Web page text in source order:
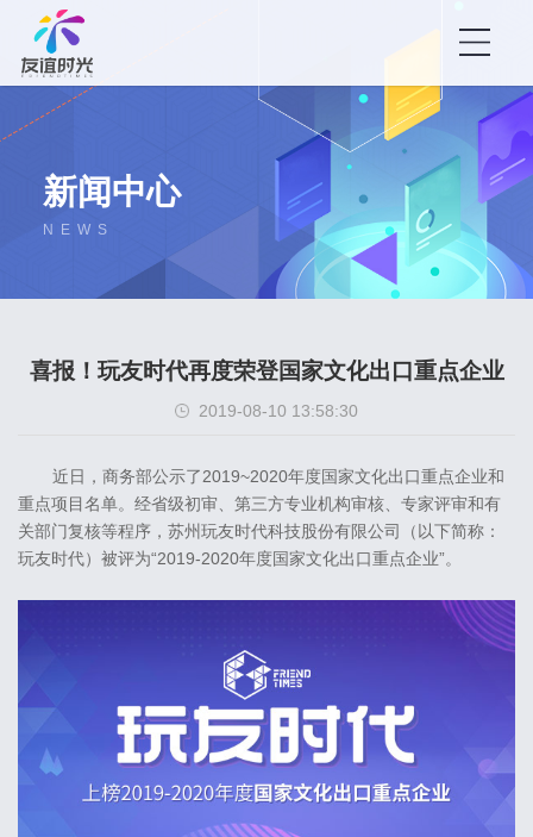
新闻中心
NEWS
喜报！玩友时代再度荣登国家文化出口重点企业
2019-08-10 13:58:30
近日，商务部公示了2019~2020年度国家文化出口重点企业和
重点项目名单。经省级初审、第三方专业机构审核、专家评审和有
关部门复核等程序，苏州玩友时代科技股份有限公司（以下简称：
玩友时代）被评为“2019-2020年度国家文化出口重点企业”。